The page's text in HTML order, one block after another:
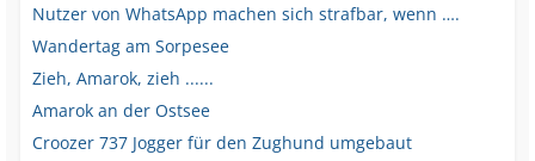
Nutzer von WhatsApp machen sich strafbar, wenn ….
Wandertag am Sorpesee
Zieh, Amarok, zieh ......
Amarok an der Ostsee
Croozer 737 Jogger für den Zughund umgebaut